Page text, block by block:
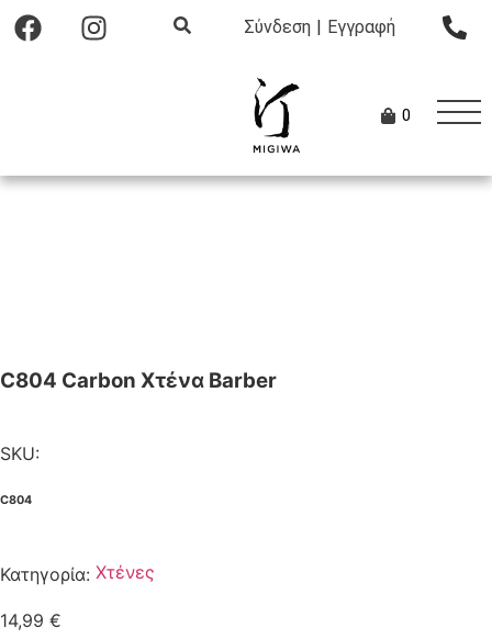
Σύνδεση | Εγγραφή
0
C804 Carbon Χτένα Barber
SKU:
C804
Κατηγορία: Χτένες
14,99 €